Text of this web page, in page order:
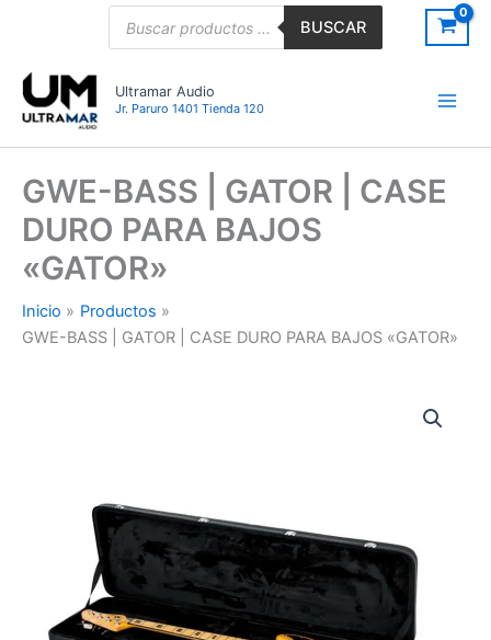
BUSCAR
Ultramar Audio
Jr. Paruro 1401 Tienda 120
GWE-BASS | GATOR | CASE
DURO PARA BAJOS
«GATOR»
Inicio
Productos
GWE-BASS | GATOR | CASE DURO PARA BAJOS «GATOR»
cantidad